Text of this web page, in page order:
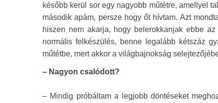
később kerül sor egy nagyobb műtétre, amellyel
második apám, persze hogy őt hívtam. Azt
hiszen nem akarja, hogy belerokkanjak ebbe
normális felkészülés, benne legalább kétszáz
műtétbe, mert akkor a világbajnokság
– Nagyon csalódott?
– Mindig próbáltam a legjobb döntéseket